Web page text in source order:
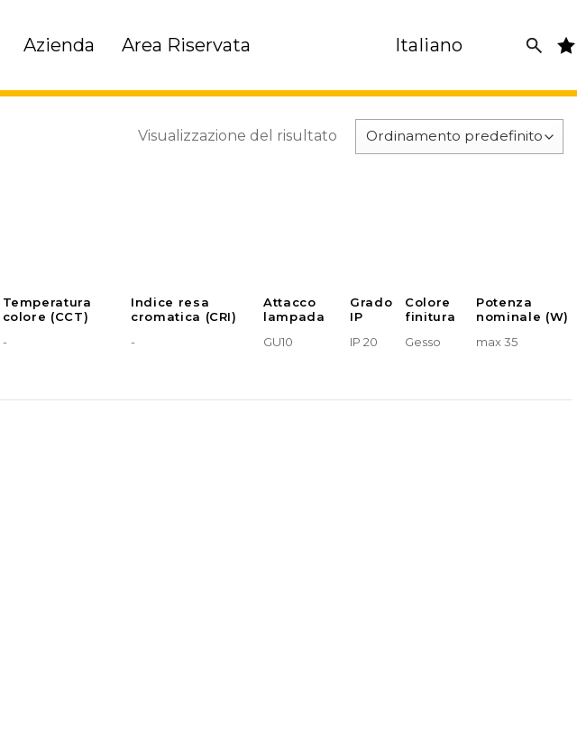
Azienda Area Riservata Italiano
Visualizzazione del risultato
Temperatura
colore (CCT)
Indice resa
cromatica (CRI)
Attacco
lampada
Grado
IP
Colore
finitura
Potenza
nominale (W)
-
- GU10 IP 20 Gesso max 35